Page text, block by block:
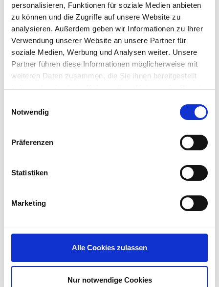
personalisieren, Funktionen für soziale Medien anbieten
zu können und die Zugriffe auf unsere Website zu
analysieren. Außerdem geben wir Informationen zu Ihrer
Verwendung unserer Website an unsere Partner für
soziale Medien, Werbung und Analysen weiter. Unsere
Partner führen diese Informationen möglicherweise mit
weiteren Daten zusammen, die Sie ihnen bereitgestellt
haben oder die sie im Rahmen Ihrer Nutzung der Dienste
Notwendig
Präferenzen
Statistiken
Marketing
Alle Cookies zulassen
Nur notwendige Cookies
Persona-Aware Control on
the Endpoint with IGEL
Contextual Access
IGEL releases IGEL Contextual Access™ with persona
policy enabling controlled access to a desktop that is
always appropriate for the user’s role, advancing the
Adaptive Secure Desktop. Modern work is no longer
defined by a device, a single location, or a…
Twitter)
YouTubeFacebook